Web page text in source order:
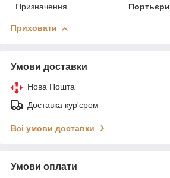
Призначення
Портьєри
Приховати
Умови доставки
Нова Пошта
Доставка кур'єром
Всі умови доставки
Умови оплати